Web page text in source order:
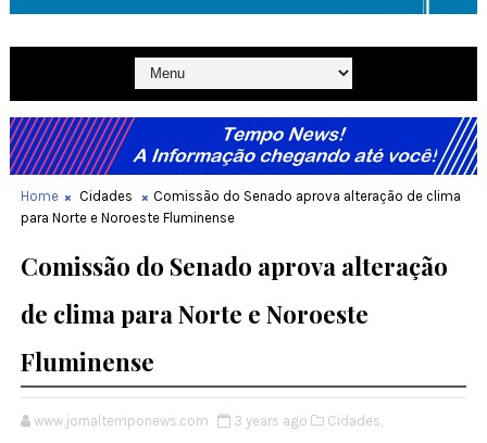
Home Cidades
Comissão do Senado aprova alteração de clima
para Norte e Noroeste Fluminense
Comissão do Senado aprova alteração
de clima para Norte e Noroeste
Fluminense
www.jornaltemponews.com 3 years ago Cidades,